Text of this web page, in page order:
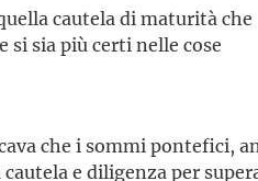
cautela di maturità che
si sia più certi nelle cose
che i sommi pontefici,
e diligenza per